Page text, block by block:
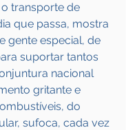
transporte de
que passa, mostra
gente especial, de
suportar tantos
nacional
gritante e
do
sufoca, cada vez